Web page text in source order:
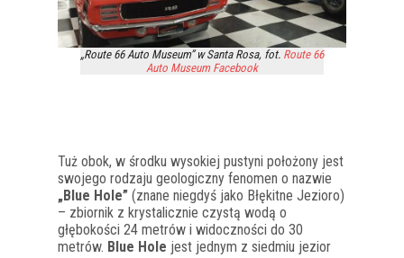
„Route 66 Auto Museum” w Santa Rosa, fot. Route 66
Auto Museum Facebook
Tuż obok, w środku wysokiej pustyni położony jest
swojego rodzaju geologiczny fenomen o nazwie
„Blue Hole” (znane niegdyś jako Błękitne Jezioro)
– zbiornik z krystalicznie czystą wodą o
głębokości 24 metrów i widoczności do 30
metrów. Blue Hole jest jednym z siedmiu jezior